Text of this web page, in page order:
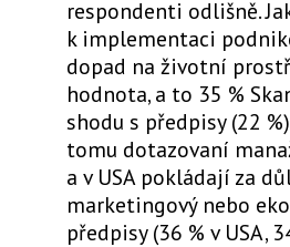
respondenti odlišně.
k implementaci
dopad na životní
hodnota, a to 35 %
shodu s předpisy (22
tomu dotazovaní
a v USA pokládají za
marketingový nebo
předpisy (36 % v USA,